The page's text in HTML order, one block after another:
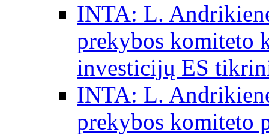
INTA: L.
prekybos komiteto
investicijų ES
INTA: L.
prekybos komiteto